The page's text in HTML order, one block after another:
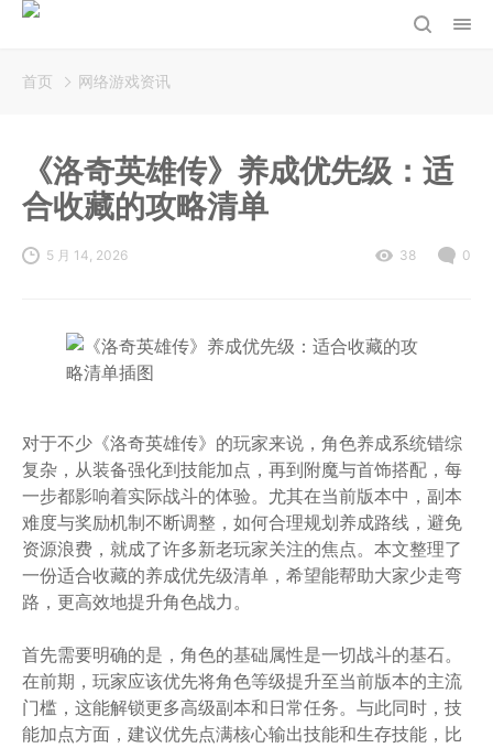
首页 网络游戏资讯
《洛奇英雄传》养成优先级：适
合收藏的攻略清单
5 月 14, 2026 38 0
对于不少《洛奇英雄传》的玩家来说，角色养成系统错综
复杂，从装备强化到技能加点，再到附魔与首饰搭配，每
一步都影响着实际战斗的体验。尤其在当前版本中，副本
难度与奖励机制不断调整，如何合理规划养成路线，避免
资源浪费，就成了许多新老玩家关注的焦点。本文整理了
一份适合收藏的养成优先级清单，希望能帮助大家少走弯
路，更高效地提升角色战力。
首先需要明确的是，角色的基础属性是一切战斗的基石。
在前期，玩家应该优先将角色等级提升至当前版本的主流
门槛，这能解锁更多高级副本和日常任务。与此同时，技
能加点方面，建议优先点满核心输出技能和生存技能，比